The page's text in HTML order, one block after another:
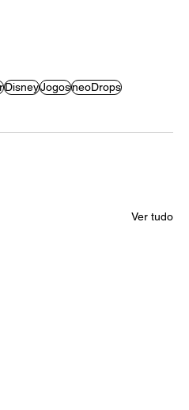
DisneyJogosneoDrops
Ver tudo